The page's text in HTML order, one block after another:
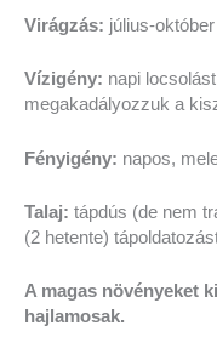
Virágzás: július-október
Vízigény: napi
megakadályozzuk a
Fényigény: napos,
Talaj: tápdús (de nem
(2 hetente)
A magas növényeket
hajlamosak.